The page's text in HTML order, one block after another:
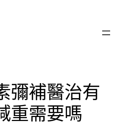
彌補醫治有
重需要嗎